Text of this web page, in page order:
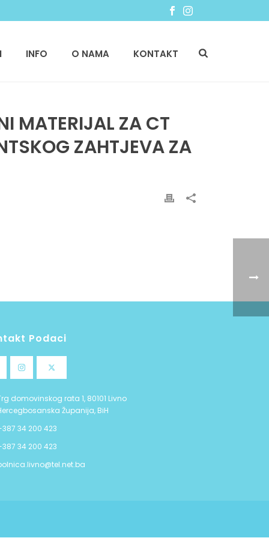
INFO O NAMA KONTAKT
MATERIJAL ZA CT
ZAHTJEVA ZA
Podaci
domovinskog rata 1, 80101 Livno
Županija, BiH
34 200 423
34 200 423